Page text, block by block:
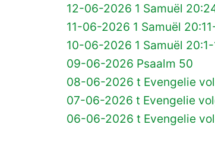
12-06-2026 1 Samuël
11-06-2026 1 Samuël
10-06-2026 1 Samuël 20:1-
09-06-2026 Psaalm 50
08-06-2026 t Evengelie
07-06-2026 t Evengelie
06-06-2026 t Evengelie